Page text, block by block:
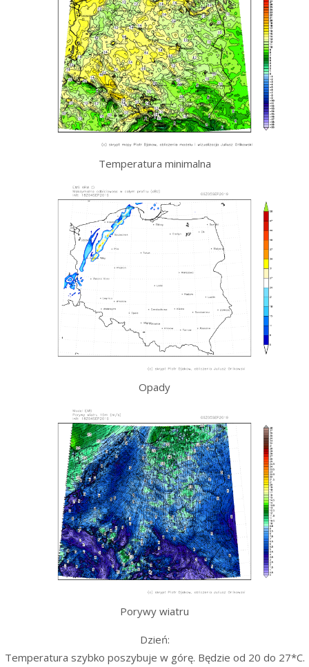
Temperatura minimalna
Opady
Porywy wiatru
Dzień:
Temperatura szybko poszybuje w górę. Będzie od 20 do 27*C.